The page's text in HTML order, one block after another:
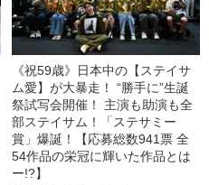
《祝59歳》日本中の【ステイサ
ム愛】が大暴走！ “勝手に”生誕
祭試写会開催！ 主演も助演も全
部ステイサム！「ステサミー
賞」爆誕！【応募総数941票 全
54作品の栄冠に輝いた作品とは
ー!?】